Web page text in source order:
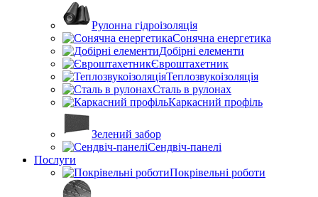
Рулонна гідроізоляція
Сонячна енергетика
Добірні елементи
Євроштахетник
Теплозвукоізоляція
Сталь в рулонах
Каркасний профіль
Зелений забор
Сендвіч-панелі
Послуги
Покрівельні роботи